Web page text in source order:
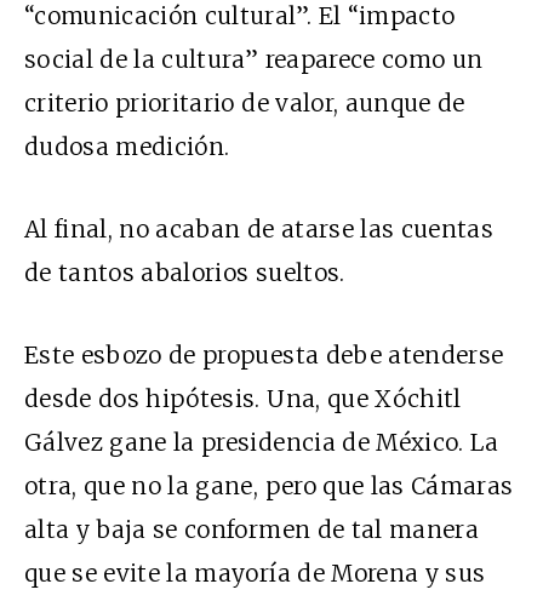
“comunicación cultural”. El “impacto
social de la cultura” reaparece como un
criterio prioritario de valor, aunque de
dudosa medición.
Al final, no acaban de atarse las cuentas
de tantos abalorios sueltos.
Este esbozo de propuesta debe atenderse
desde dos hipótesis. Una, que Xóchitl
Gálvez gane la presidencia de México. La
otra, que no la gane, pero que las Cámaras
alta y baja se conformen de tal manera
que se evite la mayoría de Morena y sus